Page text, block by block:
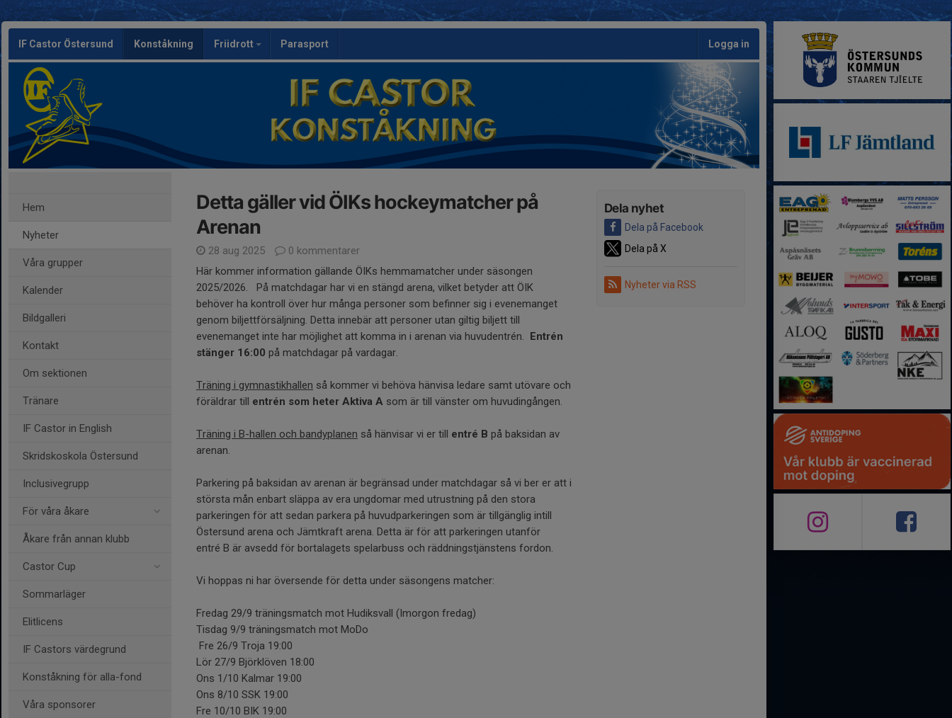
IF Castor Östersund Konståkning Friidrott Parasport Logga in
Hem
Nyheter
Våra grupper
Kalender
Bildgalleri
Kontakt
Om sektionen
Tränare
IF Castor in English
Skridskoskola Östersund
Inclusivegrupp
För våra åkare
Åkare från annan klubb
Castor Cup
Sommarläger
Elitlicens
IF Castors värdegrund
Konståkning för alla-fond
Våra sponsorer
Dela nyhet
Dela på Facebook
Dela på X
Nyheter via RSS
Detta gäller vid ÖIKs hockeymatcher på
Arenan
28 aug 2025
0 kommentarer
Här kommer information gällande ÖIKs hemmamatcher under säsongen
2025/2026. På matchdagar har vi en stängd arena, vilket betyder att ÖIK
behöver ha kontroll över hur många personer som befinner sig i evenemanget
genom biljettförsäljning. Detta innebär att personer utan giltig biljett till
evenemanget inte har möjlighet att komma in i arenan via huvudentrén. Entrén
stänger 16:00 på matchdagar på vardagar.
Träning i gymnastikhallen så kommer vi behöva hänvisa ledare samt utövare och
föräldrar till entrén som heter Aktiva A som är till vänster om huvudingången.
Träning i B-hallen och bandyplanen så hänvisar vi er till entré B på baksidan av
arenan.
Parkering på baksidan av arenan är begränsad under matchdagar så vi ber er att i
största mån enbart släppa av era ungdomar med utrustning på den stora
parkeringen för att sedan parkera på huvudparkeringen som är tillgänglig intill
Östersund arena och Jämtkraft arena. Detta är för att parkeringen utanför
entré B är avsedd för bortalagets spelarbuss och räddningstjänstens fordon.
Vi hoppas ni har översende för detta under säsongens matcher:
Fredag 29/9 träningsmatch mot Hudiksvall (Imorgon fredag)
Tisdag 9/9 träningsmatch mot MoDo
Fre 26/9 Troja 19:00
Lör 27/9 Björklöven 18:00
Ons 1/10 Kalmar 19:00
Ons 8/10 SSK 19:00
Fre 10/10 BIK 19:00